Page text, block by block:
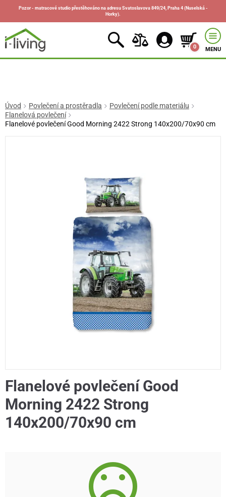
Pozor - matracové studio přestěhováno na adresu Svatoslavova 849/24, Praha 4 (Nuselská -
Horky).
0 MENU
Úvod Povlečení a prostěradla
Povlečení podle materiálu
Flanelová povlečení
Flanelové povlečení Good Morning 2422 Strong 140x200/70x90 cm
Flanelové povlečení Good
Morning 2422 Strong
140x200/70x90 cm